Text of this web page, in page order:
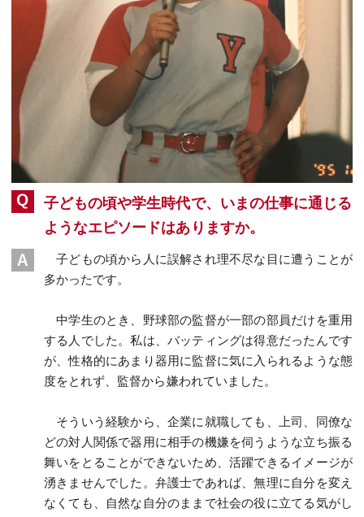
子どもの頃や学生時代で、いまの仕事に通じる
ようなエピソードはありますか。
子どもの頃から人に誤解され理不尽な目に遭うことが
多かったです。
中学生のとき、野球部の監督が一部の部員だけを重用
する人でした。私は、バッティングは得意だったんです
が、性格的にあまり器用に監督に気に入られるような態
度をとれず、監督から嫌われていました。
そういう経験から、企業に就職しても、上司、同僚な
どの対人関係で器用に相手の機嫌を伺うような立ち振る
舞いをとることができないため、活躍できるイメージが
湧きませんでした。弁護士であれば、無理に自分を変え
なくても、自然な自分のままで社会の役に立てる気がし